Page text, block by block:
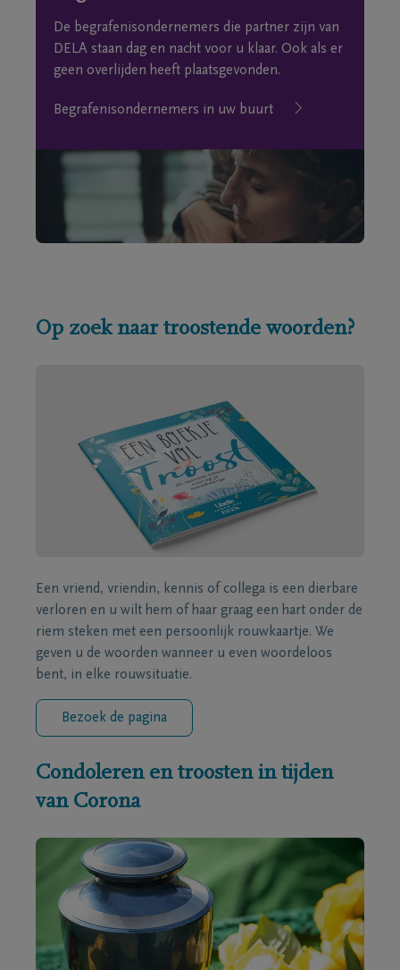
De begrafenisondernemers die partner zijn van
DELA staan dag en nacht voor u klaar. Ook als er
geen overlijden heeft plaatsgevonden.
Begrafenisondernemers in uw buurt
Op zoek naar troostende woorden?
Een vriend, vriendin, kennis of collega is een dierbare
verloren en u wilt hem of haar graag een hart onder de
riem steken met een persoonlijk rouwkaartje. We
geven u de woorden wanneer u even woordeloos
bent, in elke rouwsituatie.
Bezoek de pagina
Condoleren en troosten in tijden
van Corona